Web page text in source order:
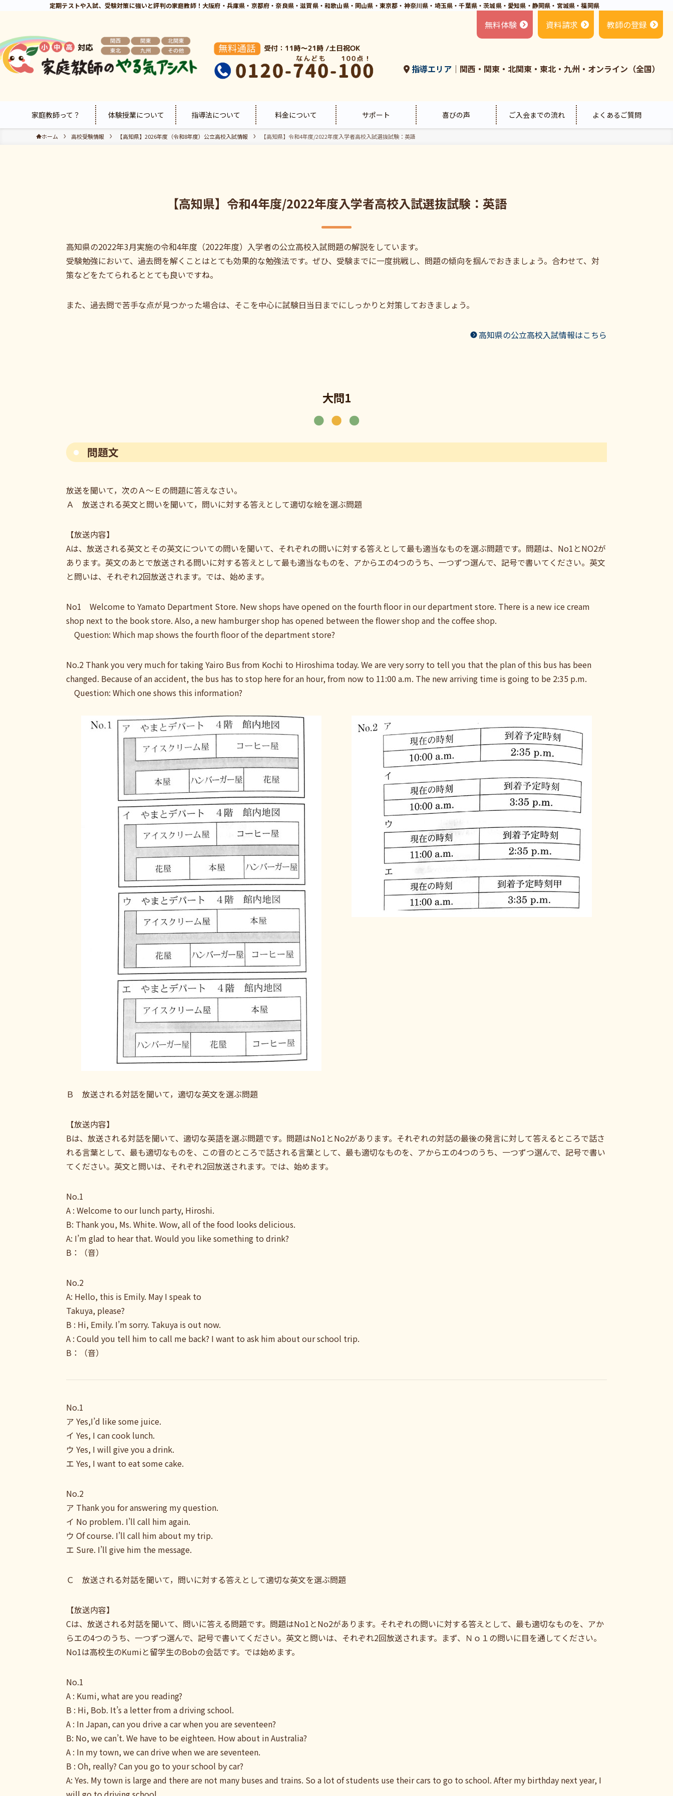
定期テストや入試、受験対策に強いと評判の家庭教師！大阪府・兵庫県・京都府・奈良県・滋賀県・和歌山県・岡山県・東京都・神奈川県・埼玉県・千葉県・茨城県・愛知県・静岡県・宮城県・福岡県
家庭教師って？ 体験授業について 指導法について 料金について サポート 喜びの声 ご入会までの流れ よくあるご質問
指導エリア｜関西・関東・北関東・東北・九州・オンライン（全国）
無料体験 資料請求 教師の登録
ホーム 高校受験情報 【高知県】2026年度（令和8年度）公立高校入試情報 【高知県】令和4年度/2022年度入学者高校入試選抜試験：英語
【高知県】令和4年度/2022年度入学者高校入試選抜試験：英語
高知県の2022年3月実施の令和4年度（2022年度）入学者の公立高校入試問題の解説をしています。
受験勉強において、過去問を解くことはとても効果的な勉強法です。ぜひ、受験までに一度挑戦し、問題の傾向を掴んでおきましょう。合わせて、対
策などをたてられるととても良いですね。
また、過去問で苦手な点が見つかった場合は、そこを中心に試験日当日までにしっかりと対策しておきましょう。
高知県の公立高校入試情報はこちら
大問1
問題文
放送を聞いて，次のＡ～Ｅの問題に答えなさい。
Ａ 放送される英文と問いを聞いて，問いに対する答えとして適切な絵を選ぶ問題
【放送内容】
Aは、放送される英文とその英文についての問いを聞いて、それぞれの問いに対する答えとして最も適当なものを選ぶ問題です。問題は、No1とNO2が
あります。英文のあとで放送される問いに対する答えとして最も適当なものを、アからエの4つのうち、一つずつ選んで、記号で書いてください。英文
と問いは、それぞれ2回放送されます。では、始めます。
No1 Welcome to Yamato Department Store. New shops have opened on the fourth floor in our department store. There is a new ice cream
shop next to the book store. Also, a new hamburger shop has opened between the flower shop and the coffee shop.
Question: Which map shows the fourth floor of the department store?
No.2 Thank you very much for taking Yairo Bus from Kochi to Hiroshima today. We are very sorry to tell you that the plan of this bus has been
changed. Because of an accident, the bus has to stop here for an hour, from now to 11:00 a.m. The new arriving time is going to be 2:35 p.m.
Question: Which one shows this information?
Ｂ 放送される対話を聞いて，適切な英文を選ぶ問題
【放送内容】
Bは、放送される対話を聞いて、適切な英語を選ぶ問題です。問題はNo1とNo2があります。それぞれの対話の最後の発言に対して答えるところで話さ
れる言葉として、最も適切なものを、この音のところで話される言葉として、最も適切なものを、アからエの4つのうち、一つずつ選んで、記号で書い
てください。英文と問いは、それぞれ2回放送されます。では、始めます。
No.1
A : Welcome to our lunch party, Hiroshi.
B: Thank you, Ms. White. Wow, all of the food looks delicious.
A: I’m glad to hear that. Would you like something to drink?
B：（音）
No.2
A: Hello, this is Emily. May I speak to
Takuya, please?
B : Hi, Emily. I’m sorry. Takuya is out now.
A : Could you tell him to call me back? I want to ask him about our school trip.
B：（音）
No.1
ア Yes,I’d like some juice.
イ Yes, I can cook lunch.
ウ Yes, I will give you a drink.
エ Yes, I want to eat some cake.
No.2
ア Thank you for answering my question.
イ No problem. I’ll call him again.
ウ Of course. I’ll call him about my trip.
エ Sure. I’ll give him the message.
Ｃ 放送される対話を聞いて，問いに対する答えとして適切な英文を選ぶ問題
【放送内容】
Cは、放送される対話を聞いて、問いに答える問題です。問題はNo1とNo2があります。それぞれの問いに対する答えとして、最も適切なものを、アか
らエの4つのうち、一つずつ選んで、記号で書いてください。英文と問いは、それぞれ2回放送されます。まず、Ｎｏ１の問いに目を通してください。
No1は高校生のKumiと留学生のBobの会話です。では始めます。
No.1
A : Kumi, what are you reading?
B : Hi, Bob. It’s a letter from a driving school.
A : In Japan, can you drive a car when you are seventeen?
B: No, we can’t. We have to be eighteen. How about in Australia?
A : In my town, we can drive when we are seventeen.
B : Oh, really? Can you go to your school by car?
A: Yes. My town is large and there are not many buses and trains. So a lot of students use their cars to go to school. After my birthday next year, I